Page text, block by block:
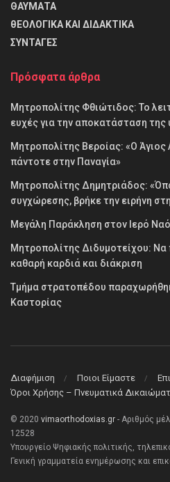
ΘΑΥΜΑΤΑ
θΕΟΛΟΓΙΚΑ ΚΑΙ ΔΙΔΑΚΤΙΚΑ
ΣΥΝΤΑΓΕΣ
Πρόσφατα άρθρα
Μητροπολίτης Φθιώτιδος: Το
ευχές για την αποκατάσταση της
Μητροπολίτης Βεροίας: «Ο
πάντοτε στην Παναγία»
Μητροπολίτης Δημητριάδος:
συγχώρεσης, βρήκε την ειρήνη
Μεγάλη Παράκληση στον Ιερό
Μητροπολίτης Διδυμοτείχου:
καθαρή καρδιά και διάκριση
Τμήμα στρατοπέδου
Καστορίας
Διαφήμιση Ποιοι Είμαστε
Όροι Χρήσης – Πνευματικά
© 2020 vimaorthodoxias.gr - Αριθμός
12528
Υπουργείο Ψηφιακής πολιτικής,
Γενική γραμματεία ενημέρωσης και